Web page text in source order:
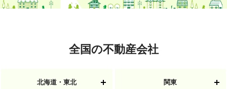
全国の不動産会社
北海道・東北 関東